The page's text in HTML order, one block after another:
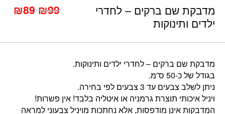
מדבקת שם ברקים – לחדרי
ילדים ותינוקות
המחיר
₪99
המחיר ₪89
מדבקת שם ברקים – לחדרי ילדים ותינוקות.
בגודל של כ-50 ס”מ.
ניתן לשלב צבעים עד 3 צבעים לפי בחירה.
ויניל איכותי תוצרת גרמניה או איטליה בלבד! אין פשרות!
המדבקות אינן מודפסות, אלא נחתכות מויניל צבעוני למראה